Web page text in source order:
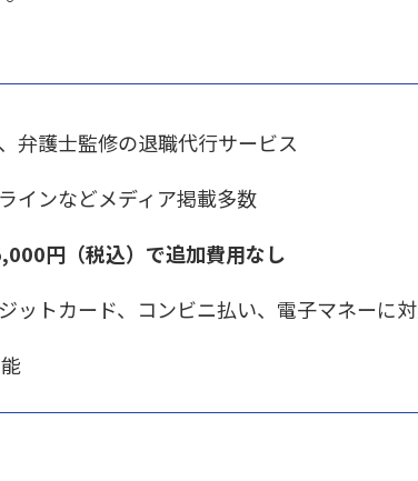
弁護士監修の退職代行サービス
インなどメディア掲載多数
円（税込）で追加費用なし
ットカード、コンビニ払い、電子マネーに